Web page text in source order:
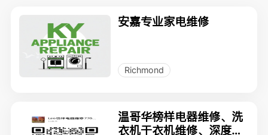
安嘉专业家电维修
Richmond
温哥华榜样电器维修、洗
衣机干衣机维修、深度拆